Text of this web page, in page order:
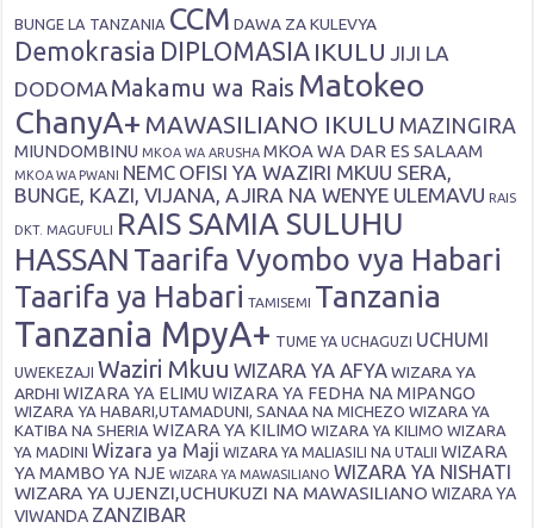
BUNGE LA TANZANIA CCM DAWA ZA KULEVYA
Demokrasia DIPLOMASIA IKULU JIJI LA
DODOMA Makamu wa Rais Matokeo
ChanyA+ MAWASILIANO IKULU MAZINGIRA
MIUNDOMBINU MKOA WA ARUSHA MKOA WA DAR ES SALAAM
MKOA WA PWANI NEMC OFISI YA WAZIRI MKUU SERA,
BUNGE, KAZI, VIJANA, AJIRA NA WENYE ULEMAVU RAIS
DKT. MAGUFULI RAIS SAMIA SULUHU
HASSAN Taarifa Vyombo vya Habari
Taarifa ya Habari TAMISEMI Tanzania
Tanzania MpyA+ TUME YA UCHAGUZI UCHUMI
UWEKEZAJI Waziri Mkuu WIZARA YA AFYA WIZARA YA
ARDHI WIZARA YA ELIMU WIZARA YA FEDHA NA MIPANGO
WIZARA YA HABARI,UTAMADUNI, SANAA NA MICHEZO WIZARA YA
KATIBA NA SHERIA WIZARA YA KILIMO WIZARA YA KILIMO WIZARA
YA MADINI Wizara ya Maji WIZARA YA MALIASILI NA UTALII WIZARA
YA MAMBO YA NJE WIZARA YA MAWASILIANO WIZARA YA NISHATI
WIZARA YA UJENZI,UCHUKUZI NA MAWASILIANO WIZARA YA
VIWANDA ZANZIBAR